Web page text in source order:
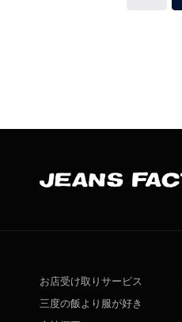
お店受け取りサービス
三度の飯より服が好き